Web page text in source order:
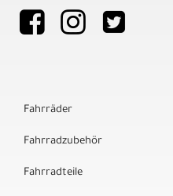
Fahrräder
Fahrradzubehör
Fahrradteile